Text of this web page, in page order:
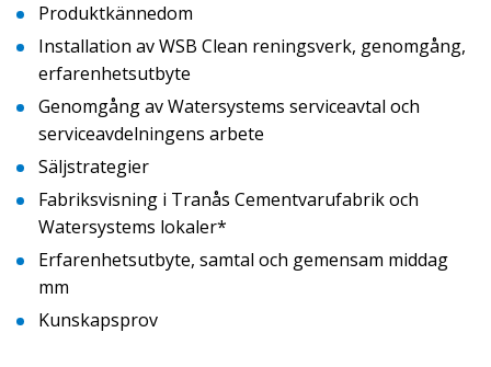
Produktkännedom
Installation av WSB Clean reningsverk, genomgång,
erfarenhetsutbyte
Genomgång av Watersystems serviceavtal och
serviceavdelningens arbete
Säljstrategier
Fabriksvisning i Tranås Cementvarufabrik och
Watersystems lokaler*
Erfarenhetsutbyte, samtal och gemensam middag
mm
Kunskapsprov